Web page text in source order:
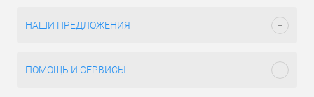
НАШИ ПРЕДЛОЖЕНИЯ
ПОМОЩЬ И СЕРВИСЫ